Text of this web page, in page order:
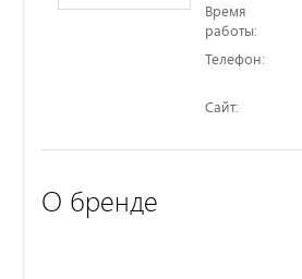
Время
работы:
Телефон:
Сайт:
О бренде